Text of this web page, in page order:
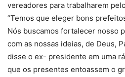
vereadores para trabalharem
“Temos que eleger bons
Nós buscamos fortalecer nosso
com as nossas ideias, de Deus,
disse o ex- presidente em uma
que os presentes entoassem o